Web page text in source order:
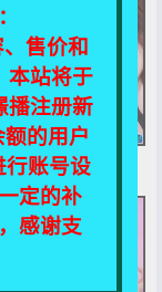
售价和
本站将于
播注册新
的用户
行账号设
定的补
感谢支